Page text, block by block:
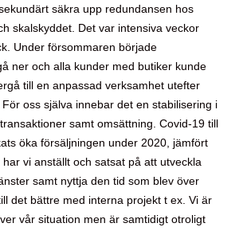
säkra upp redundansen hos
skalskyddet. Det var intensiva veckor
Under försommaren började
ner och alla kunder med butiker kunde
till en anpassad verksamhet utefter
oss själva innebar det en stabilisering i
samt omsättning. Covid-19 till
öka försäljningen under 2020, jämfört
vi anställt och satsat på att utveckla
samt nyttja den tid som blev över
det bättre med interna projekt t ex. Vi är
vår situation men är samtidigt otroligt